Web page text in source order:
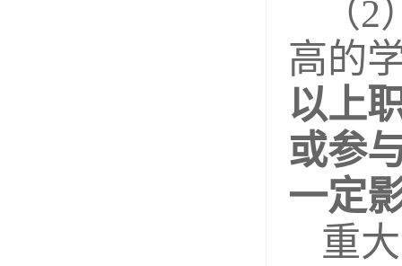
（
高的
以上
或参
一定
重